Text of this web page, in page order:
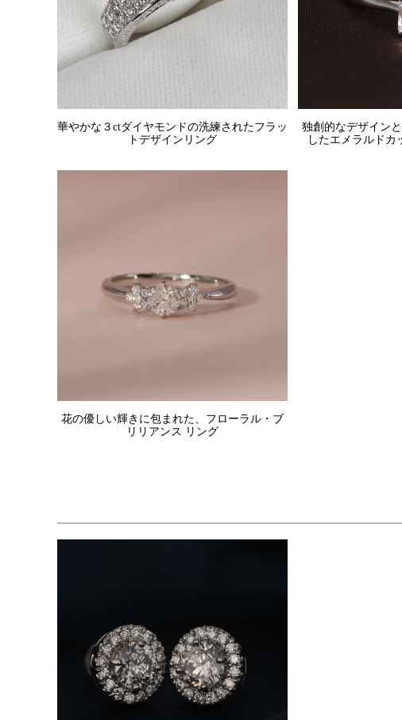
華やかな３ctダイヤモンドの洗練されたフラッ
トデザインリング
独創的なデザイン
したエメラルドカ
花の優しい輝きに包まれた、フローラル・ブ
リリアンス リング